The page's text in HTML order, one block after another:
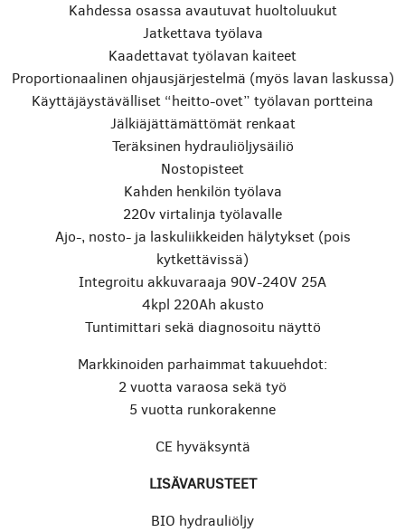
Kahdessa osassa avautuvat huoltoluukut
Jatkettava työlava
Kaadettavat työlavan kaiteet
Proportionaalinen ohjausjärjestelmä (myös lavan laskussa)
Käyttäjäystävälliset “heitto-ovet” työlavan portteina
Jälkiäjättämättömät renkaat
Teräksinen hydrauliöljysäiliö
Nostopisteet
Kahden henkilön työlava
220v virtalinja työlavalle
Ajo-, nosto- ja laskuliikkeiden hälytykset (pois
kytkettävissä)
Integroitu akkuvaraaja 90V-240V 25A
4kpl 220Ah akusto
Tuntimittari sekä diagnosoitu näyttö
Markkinoiden parhaimmat takuuehdot:
2 vuotta varaosa sekä työ
5 vuotta runkorakenne
CE hyväksyntä
LISÄVARUSTEET
BIO hydrauliöljy